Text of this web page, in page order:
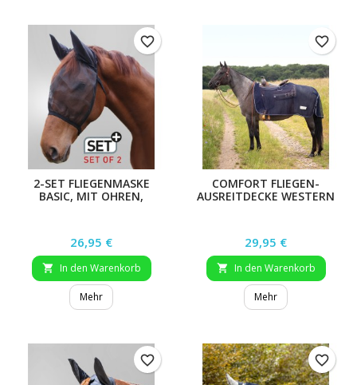
2-SET FLIEGENMASKE
BASIC, MIT OHREN,
Preis
26,95 €
 In den Warenkorb
Mehr
favorite_border
COMFORT FLIEGEN-
AUSREITDECKE WESTERN
Preis
29,95 €
 In den Warenkorb
Mehr
favorite_border
favorite_border favorite_border